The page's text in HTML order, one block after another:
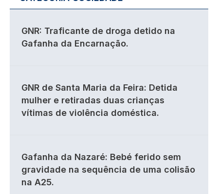
GNR: Traficante de droga detido na
Gafanha da Encarnação.
GNR de Santa Maria da Feira: Detida
mulher e retiradas duas crianças
vítimas de violência doméstica.
Gafanha da Nazaré: Bebé ferido sem
gravidade na sequência de uma colisão
na A25.